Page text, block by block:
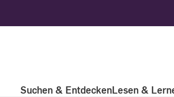
Suchen & EntdeckenLesen &